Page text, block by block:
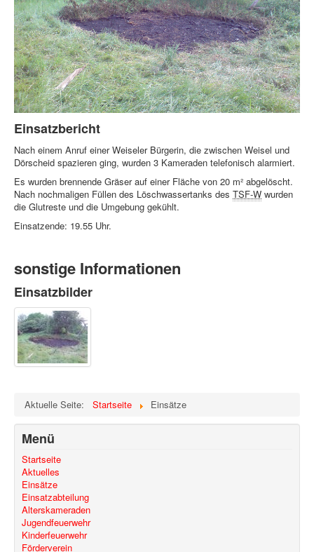
Einsatzbericht
Nach einem Anruf einer Weiseler Bürgerin, die zwischen Weisel und
Dörscheid spazieren ging, wurden 3 Kameraden telefonisch alarmiert.
Es wurden brennende Gräser auf einer Fläche von 20 m² abgelöscht.
Nach nochmaligen Füllen des Löschwassertanks des TSF-W wurden
die Glutreste und die Umgebung gekühlt.
Einsatzende: 19.55 Uhr.
sonstige Informationen
Einsatzbilder
Aktuelle Seite: Startseite Einsätze
Menü
Startseite
Aktuelles
Einsätze
Einsatzabteilung
Alterskameraden
Jugendfeuerwehr
Kinderfeuerwehr
Förderverein